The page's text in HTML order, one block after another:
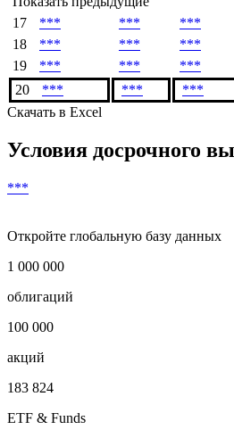
#
Окончание
купона
Купон,
%
купона,
Показать предыдущие
17
*** *** ***
18
*** *** ***
20
*** *** ***
Откройте глобальную базу данных
1 000 000
облигаций
100 000
акций